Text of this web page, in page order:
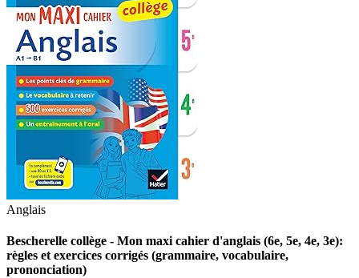
Anglais
Bescherelle collège - Mon maxi cahier d'anglais (6e, 5e, 4e, 3e):
règles et exercices corrigés (grammaire, vocabulaire,
prononciation)